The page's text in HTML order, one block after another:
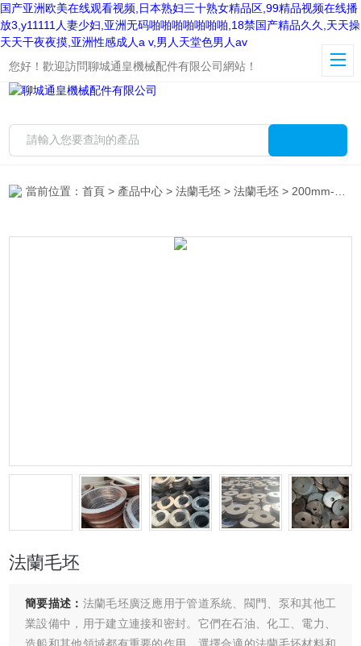
国产亚洲欧美在线观看视频,日本熟妇三十熟女精品区,99精品视频在线播
放3,y11111人妻少妇,亚洲无码啪啪啪啪啪啪啪,18禁国产精品久久,天天操
天天干夜夜摸,亚洲性感成人a v,男人天堂色男人av
您好！歡迎訪問聊城通皇機械配件有限公司網站！
當前位置：首頁 > 產品中心 >法蘭毛坯 >法蘭毛坯 > 200mm-600mm法蘭毛坯
法蘭毛坯
簡要描述： 法蘭毛坯廣泛應用于管道系統、閥門、泵和其他工
業設備中，用于建立連接和密封。它們在石油、化工、電力、